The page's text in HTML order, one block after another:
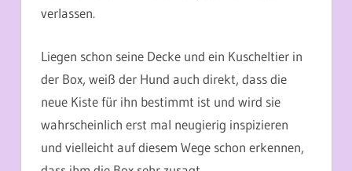
verlassen.
Liegen schon seine Decke und ein Kuscheltier in
der Box, weiß der Hund auch direkt, dass die
neue Kiste für ihn bestimmt ist und wird sie
wahrscheinlich erst mal neugierig inspizieren
und vielleicht auf diesem Wege schon erkennen,